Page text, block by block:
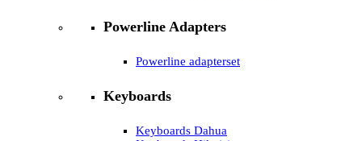
Powerline Adapters
Powerline adapterset
Keyboards
Keyboards Dahua